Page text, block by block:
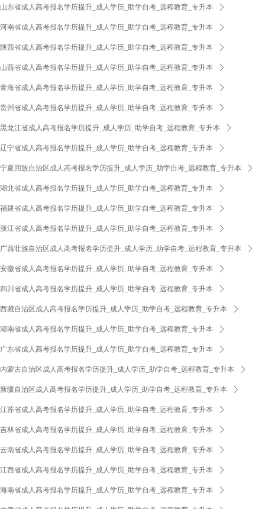
山东省成人高考报名学历提升_成人学历_助学自考_远程教育_专升本 ꄲ
河南省成人高考报名学历提升_成人学历_助学自考_远程教育_专升本 ꄲ
陕西省成人高考报名学历提升_成人学历_助学自考_远程教育_专升本 ꄲ
山西省成人高考报名学历提升_成人学历_助学自考_远程教育_专升本 ꄲ
青海省成人高考报名学历提升_成人学历_助学自考_远程教育_专升本 ꄲ
贵州省成人高考报名学历提升_成人学历_助学自考_远程教育_专升本 ꄲ
黑龙江省成人高考报名学历提升_成人学历_助学自考_远程教育_专升本 ꄲ
辽宁省成人高考报名学历提升_成人学历_助学自考_远程教育_专升本 ꄲ
宁夏回族自治区成人高考报名学历提升_成人学历_助学自考_远程教育_专升本 ꄲ
湖北省成人高考报名学历提升_成人学历_助学自考_远程教育_专升本 ꄲ
福建省成人高考报名学历提升_成人学历_助学自考_远程教育_专升本 ꄲ
浙江省成人高考报名学历提升_成人学历_助学自考_远程教育_专升本 ꄲ
广西壮族自治区成人高考报名学历提升_成人学历_助学自考_远程教育_专升本 ꄲ
安徽省成人高考报名学历提升_成人学历_助学自考_远程教育_专升本 ꄲ
四川省成人高考报名学历提升_成人学历_助学自考_远程教育_专升本 ꄲ
西藏自治区成人高考报名学历提升_成人学历_助学自考_远程教育_专升本 ꄲ
湖南省成人高考报名学历提升_成人学历_助学自考_远程教育_专升本 ꄲ
广东省成人高考报名学历提升_成人学历_助学自考_远程教育_专升本 ꄲ
内蒙古自治区成人高考报名学历提升_成人学历_助学自考_远程教育_专升本 ꄲ
新疆自治区成人高考报名学历提升_成人学历_助学自考_远程教育_专升本 ꄲ
江苏省成人高考报名学历提升_成人学历_助学自考_远程教育_专升本 ꄲ
吉林省成人高考报名学历提升_成人学历_助学自考_远程教育_专升本 ꄲ
云南省成人高考报名学历提升_成人学历_助学自考_远程教育_专升本 ꄲ
江西省成人高考报名学历提升_成人学历_助学自考_远程教育_专升本 ꄲ
海南省成人高考报名学历提升_成人学历_助学自考_远程教育_专升本 ꄲ